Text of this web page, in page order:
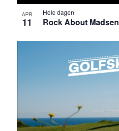
APR
11
Hele dagen
Rock About Madsen